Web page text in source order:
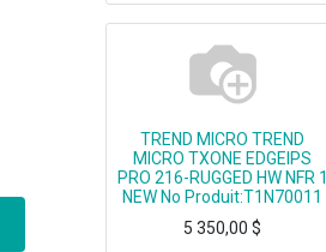
TREND MICRO TREND
MICRO TXONE EDGEIPS
PRO 216-RUGGED HW NFR 1
NEW No Produit:T1N70011
5 350,00 $